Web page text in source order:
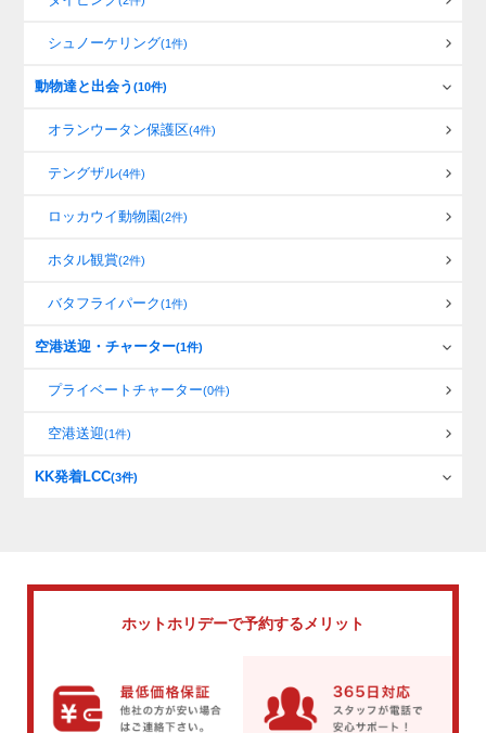
シュノーケリング(1件)
動物達と出会う(10件)
オランウータン保護区(4件)
テングザル(4件)
ロッカウイ動物園(2件)
ホタル観賞(2件)
バタフライパーク(1件)
空港送迎・チャーター(1件)
プライベートチャーター(0件)
空港送迎(1件)
KK発着LCC(3件)
ホットホリデーで予約するメリット